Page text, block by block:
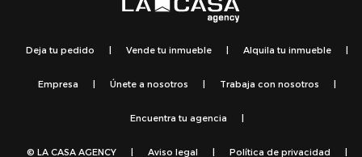
Deja tu pedido | Vende tu inmueble | Alquila tu inmueble |
Empresa | Únete a nosotros | Trabaja con nosotros |
Encuentra tu agencia |
© LA CASA AGENCY | Aviso legal | Política de privacidad |